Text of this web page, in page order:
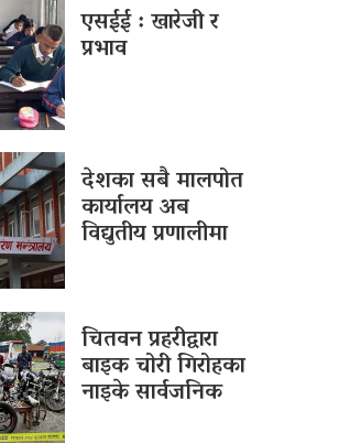
एसईई : खारेजी र
प्रभाव
देशका सबै मालपोत
कार्यालय अब
विद्युतीय प्रणालीमा
चितवन प्रहरीद्वारा
बाइक चोरी गिरोहका
नाइके सार्वजनिक